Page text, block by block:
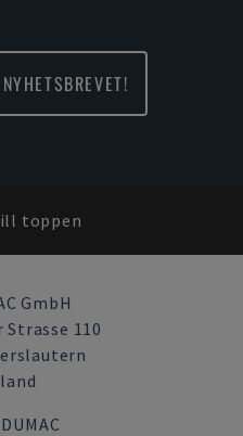
toppen
GmbH
110